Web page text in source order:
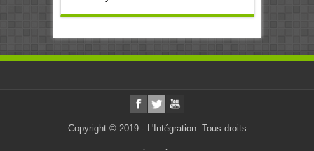
Copyright © 2019 - L'Intégration. Tous droits